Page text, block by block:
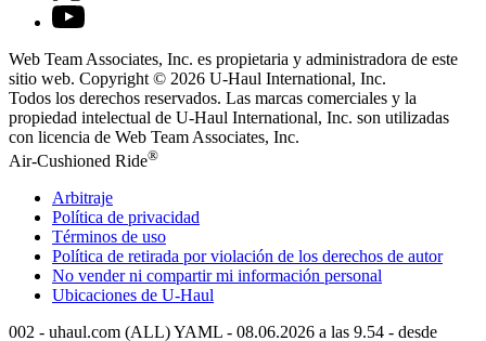
Web Team Associates, Inc. es propietaria y administradora de este
sitio web. Copyright © 2026 U-Haul International, Inc.
Todos los derechos reservados. Las marcas comerciales y la
propiedad intelectual de U-Haul International, Inc. son utilizadas
con licencia de Web Team Associates, Inc.
Air-Cushioned Ride®
Arbitraje
Política de privacidad
Términos de uso
Política de retirada por violación de los derechos de autor
No vender ni compartir mi información personal
Ubicaciones de U-Haul
002 - uhaul.com (ALL) YAML - 08.06.2026 a las 9.54 - desde